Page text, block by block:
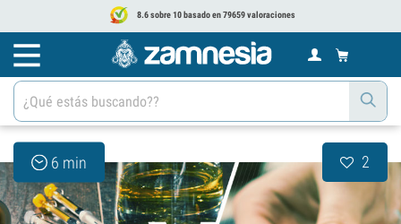
8.6 sobre 10 basado en 79659 valoraciones
6 min 2